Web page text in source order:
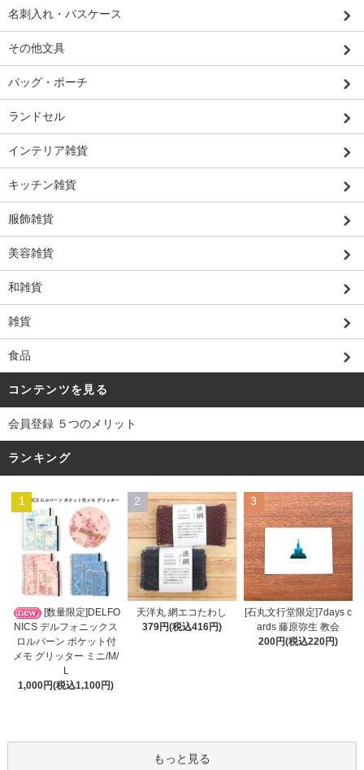
名刺入れ・パスケース
その他文具
バッグ・ポーチ
ランドセル
インテリア雑貨
キッチン雑貨
服飾雑貨
美容雑貨
和雑貨
雑貨
食品
コンテンツを見る
会員登録 ５つのメリット
ランキング
1
[数量限定]DELFO
NICS デルフォニックス
ロルバーン ポケット付
メモ グリッター ミニ/M/
L
1,000円(税込1,100円)
2
天洋丸 網エコたわし
379円(税込416円)
3
[石丸文行堂限定]7days c
ards 藤原弥生 教会
200円(税込220円)
もっと見る